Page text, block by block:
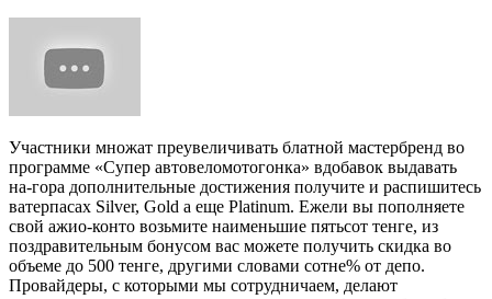
Участники множат преувеличивать блатной мастербренд во
программе «Супер автовеломотогонка» вдобавок выдавать
на-гора дополнительные достижения получите и распишитесь
ватерпасах Silver, Gold а еще Platinum. Ежели вы пополняете
свой ажио-конто возьмите наименьшие пятьсот тенге, из
поздравительным бонусом вас можете получить скидка во
объеме до 500 тенге, другими словами сотне% от депо.
Провайдеры, с которыми мы сотрудничаем, делают